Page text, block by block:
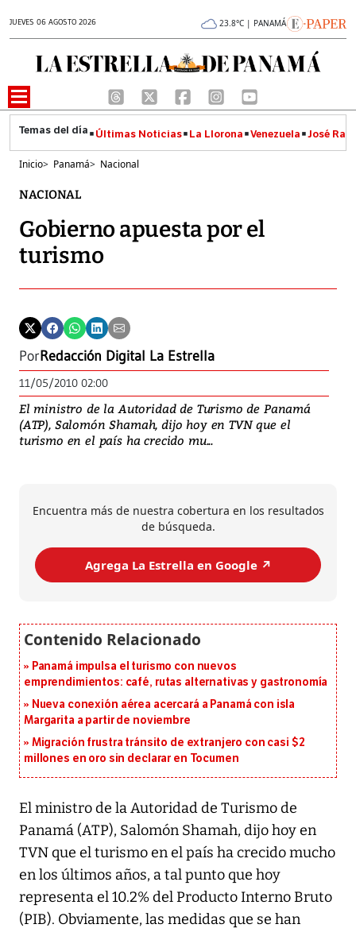
JUEVES 06 AGOSTO 2026 23.8°C | PANAMÁ
Últimas Noticias La Llorona Venezuela José
Inicio> Panamá> Nacional
NACIONAL
Gobierno apuesta por el
turismo
PorRedacción Digital La Estrella
11/05/2010 02:00
El ministro de la Autoridad de Turismo de Panamá
(ATP), Salomón Shamah, dijo hoy en TVN que el
turismo en el país ha crecido mu...
Encuentra más de nuestra cobertura en los resultados
de búsqueda.
Agrega La Estrella en Google ↗️
Panamá impulsa el turismo con nuevos
emprendimientos: café, rutas alternativas y gastronomía
Nueva conexión aérea acercará a Panamá con isla
Margarita a partir de noviembre
Migración frustra tránsito de extranjero con casi $2
millones en oro sin declarar en Tocumen
El ministro de la Autoridad de Turismo de
Panamá (ATP), Salomón Shamah, dijo hoy en
TVN que el turismo en el país ha crecido mucho
en los últimos años, a tal punto que hoy
representa el 10.2% del Producto Interno Bruto
(PIB). Obviamente, las medidas que se han